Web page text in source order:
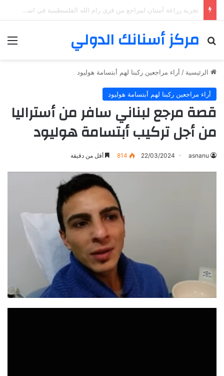
زراعة الأسنان لمراجع مغربي في اسطنبول وفيلم عن تجرببته
مركز أسنانك الدولي
بحث عن
الرئيسية / أراء مراجعين ركبنا لهم أبتسامة هوليود
أراء مراجعين ركبنا لهم أبتسامة هوليود
قصة مرجع لبناني سافر من أستراليا
من أجل تركيب أبتسامة هوليود
asnanu
22/03/2024
814 أقل من دقيقة